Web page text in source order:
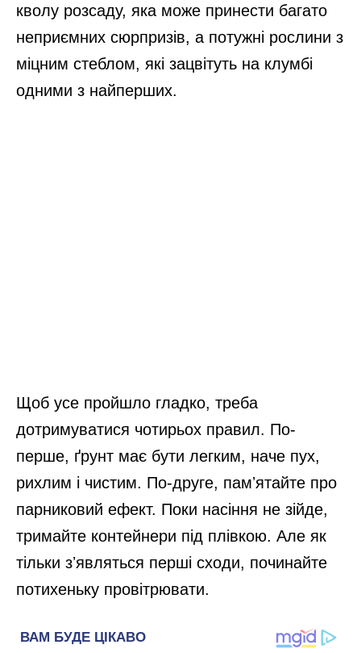
кволу розсаду, яка може принести багато
неприємних сюрпризів, а потужні рослини з
міцним стеблом, які зацвітуть на клумбі
одними з найперших.
Щоб усе пройшло гладко, треба
дотримуватися чотирьох правил. По-
перше, ґрунт має бути легким, наче пух,
рихлим і чистим. По-друге, памʼятайте про
парниковий ефект. Поки насіння не зійде,
тримайте контейнери під плівкою. Але як
тільки зʼявляться перші сходи, починайте
потихеньку провітрювати.